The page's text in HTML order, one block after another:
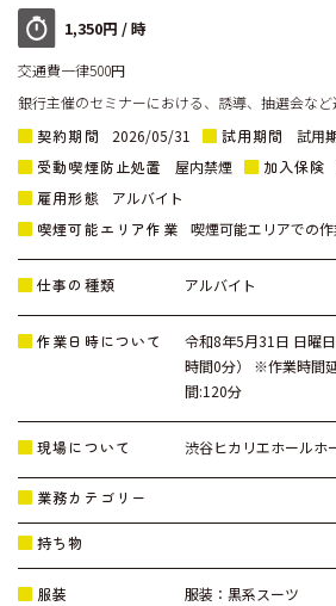
1,350円 / 時
交通費一律500円
銀行主催のセミナーにおける、誘導、抽選会な
契約期間
2026/05/31 試用期間
試用
受動喫煙防止処置
屋内禁煙 加入保険
雇用形態
アルバイト
喫煙可能エリア作業
喫煙可能エリアでの
仕事の種類 アルバイト
作業日時について
令和8年5月31日 日曜
時間0分） ※作業時間
間:120分
現場について 渋谷ヒカリエホールホ
業務カテゴリー
持ち物
服装 服装：黒系スーツ